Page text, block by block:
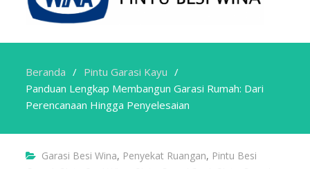
Beranda
Pintu Garasi Kayu
Panduan Lengkap Membangun Garasi Rumah: Dari
Perencanaan Hingga Penyelesaian
Garasi Besi Wina, Penyekat Ruangan, Pintu Besi